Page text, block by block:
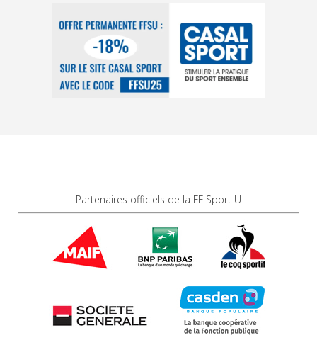
Partenaires officiels de la FF Sport U